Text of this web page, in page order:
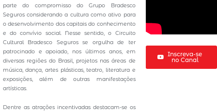
parte do compromisso do Grupo Bradesco
Seguros considerando a cultura como ativo para
o desenvolvimento dos capitais do conhecimento
e do convívio social. Nesse sentido, o Circuito
Cultural Bradesco Seguros se orgulha de ter
patrocinado e apoiado, nos últimos anos, em
diversas regiões do Brasil, projetos nas áreas de
música, dança, artes plásticas, teatro, literatura e
exposições, além de outras manifestações
artísticas.
Dentre as atrações incentivadas destacam-se os
Inscreva-se
no Canal